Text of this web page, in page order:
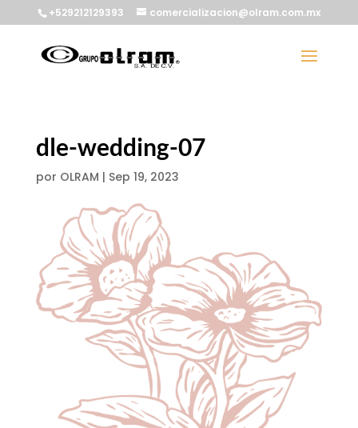
+529212129393 comercializacion@olram.com.mx
dle-wedding-07
por OLRAM | Sep 19, 2023